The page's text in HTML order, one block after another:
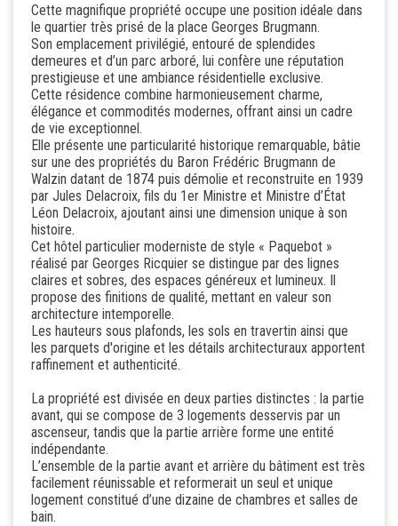
Cette magnifique propriété occupe une position idéale dans
le quartier très prisé de la place Georges Brugmann.
Son emplacement privilégié, entouré de splendides
demeures et d’un parc arboré, lui confère une réputation
prestigieuse et une ambiance résidentielle exclusive.
Cette résidence combine harmonieusement charme,
élégance et commodités modernes, offrant ainsi un cadre
de vie exceptionnel.
Elle présente une particularité historique remarquable, bâtie
sur une des propriétés du Baron Frédéric Brugmann de
Walzin datant de 1874 puis démolie et reconstruite en 1939
par Jules Delacroix, fils du 1er Ministre et Ministre d’État
Léon Delacroix, ajoutant ainsi une dimension unique à son
histoire.
Cet hôtel particulier moderniste de style « Paquebot »
réalisé par Georges Ricquier se distingue par des lignes
claires et sobres, des espaces généreux et lumineux. Il
propose des finitions de qualité, mettant en valeur son
architecture intemporelle.
Les hauteurs sous plafonds, les sols en travertin ainsi que
les parquets d'origine et les détails architecturaux apportent
raffinement et authenticité.
La propriété est divisée en deux parties distinctes : la partie
avant, qui se compose de 3 logements desservis par un
ascenseur, tandis que la partie arrière forme une entité
indépendante.
L’ensemble de la partie avant et arrière du bâtiment est très
facilement réunissable et reformerait un seul et unique
logement constitué d’une dizaine de chambres et salles de
bain.